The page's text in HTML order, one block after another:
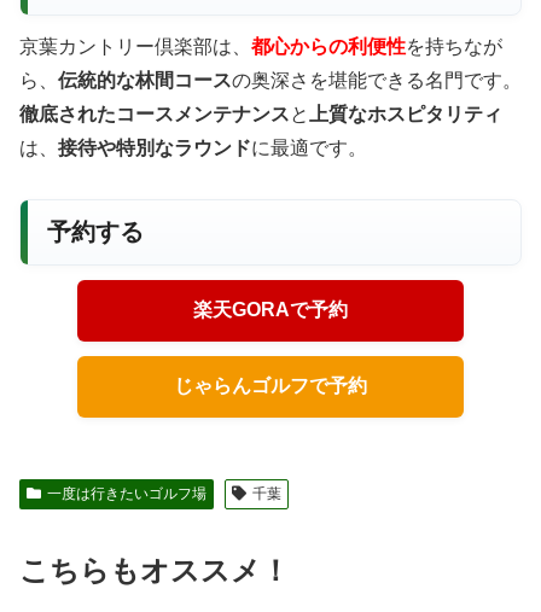
京葉カントリー倶楽部は、 都心からの利便性を持ちなが
ら、 伝統的な林間コースの奥深さを堪能できる名門です。
徹底されたコースメンテナンスと
上質なホスピタリティ
は、 接待や特別なラウンドに最適です。
予約する
楽天GORAで予約
じゃらんゴルフで予約
一度は行きたいゴルフ場 千葉
こちらもオススメ！